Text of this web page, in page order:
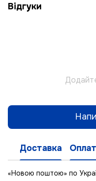
Відгуки
Доставка
«Новою поштою» по